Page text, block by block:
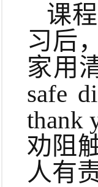
课
习后
家用
safe
thank
劝阻
人有